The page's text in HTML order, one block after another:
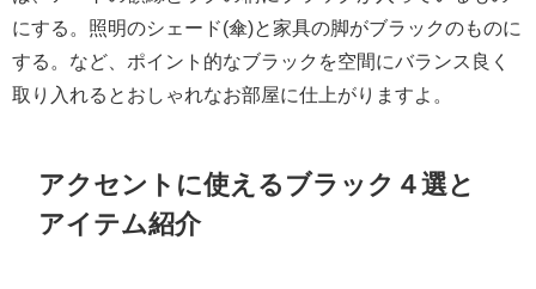
にする。照明のシェード(傘)と家具の脚がブラックのものに
する。など、ポイント的なブラックを空間にバランス良く
取り入れるとおしゃれなお部屋に仕上がりますよ。
アクセントに使えるブラック４選と
アイテム紹介